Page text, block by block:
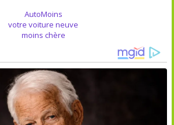
AutoMoins
votre voiture neuve
moins chère